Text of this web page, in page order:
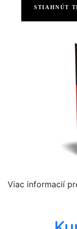
STIAHNÚT
Viac informacií